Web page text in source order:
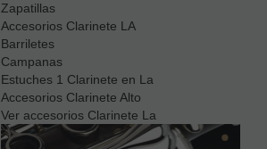
Zapatillas
Accesorios Clarinete LA
Barriletes
Campanas
Estuches 1 Clarinete en La
Accesorios Clarinete Alto
Ver accesorios Clarinete La